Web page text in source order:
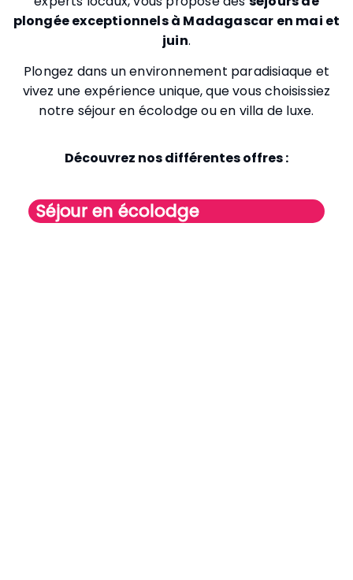
plongée exceptionnels à Madagascar en mai et
juin.
Plongez dans un environnement paradisiaque et
vivez une expérience unique, que vous choisissiez
notre séjour en écolodge ou en villa de luxe.
Découvrez nos différentes offres :
Séjour en écolodge